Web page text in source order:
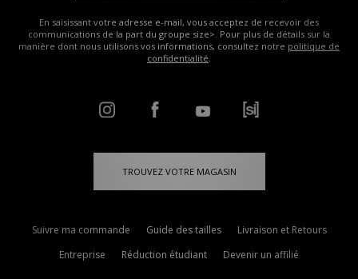
En saisissant votre adresse e-mail, vous acceptez de recevoir des
communications de la part du groupe size>. Pour plus de détails sur la
manière dont nous utilisons vos informations, consultez notre politique de
confidentialité.
TROUVEZ VOTRE MAGASIN
Suivre ma commande Guide des tailles
Livraison et Retours
Entreprise
Réduction étudiant Devenir un affilié